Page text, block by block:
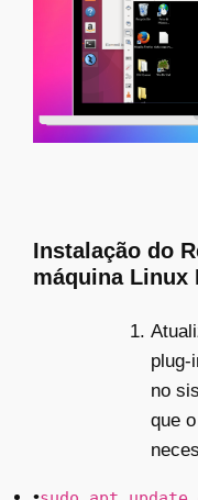
Instalação do
máquina Linux
plug-
no
que